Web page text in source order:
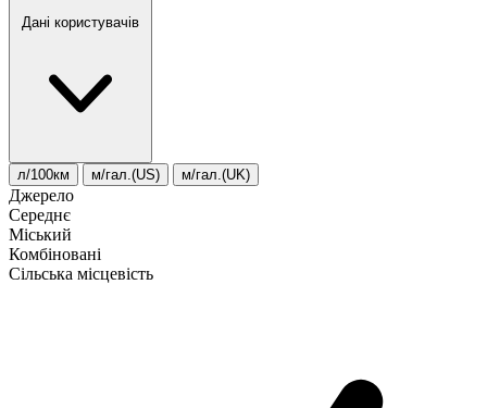
Дані користувачів
л/100км м/гал.(US) м/гал.(UK)
Джерело
Середнє
Міський
Комбіновані
Сільська місцевість